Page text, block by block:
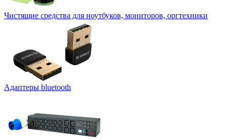
Чистящие средства для ноутбуков, мониторов, оргтехники
Адаптеры bluetooth